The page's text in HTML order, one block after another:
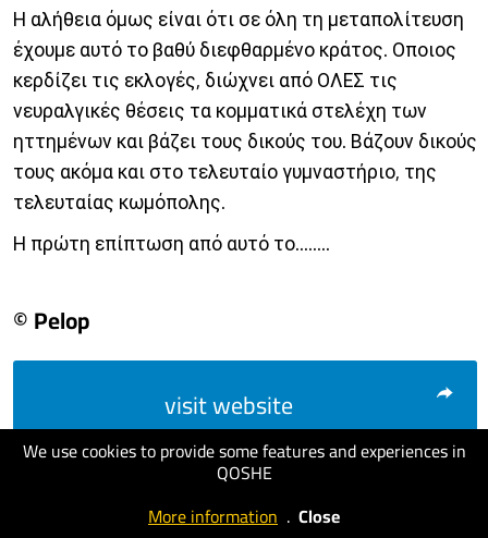
We use cookies to provide some features and experiences in
QOSHE
More information . Close
Η αλήθεια όμως είναι ότι σε όλη τη μεταπολίτευση
έχουμε αυτό το βαθύ διεφθαρμένο κράτος. Οποιος
κερδίζει τις εκλογές, διώχνει από ΟΛΕΣ τις
νευραλγικές θέσεις τα κομματικά στελέχη των
ηττημένων και βάζει τους δικούς του. Βάζουν δικούς
τους ακόμα και στο τελευταίο γυμναστήριο, της
τελευταίας κωμόπολης.
Η πρώτη επίπτωση από αυτό το........
© Pelop
visit website